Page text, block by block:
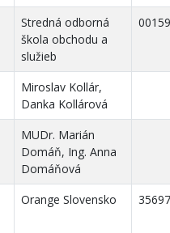
Stredná odborná
škola obchodu a
služieb
Miroslav Kollár,
Danka Kollárová
MUDr. Marián
Domáň, Ing. Anna
Domáňová
Orange Slovensko